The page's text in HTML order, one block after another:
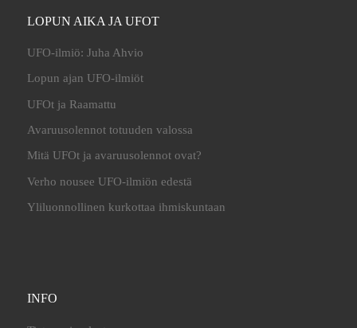
LOPUN AIKA JA UFOT
UFO-ilmiö: Juha Ahvio
Lopun ajan UFO-ilmiöt
UFOt ja Raamattu
Avaruusolennot totuuden valossa
Mitä UFOt ja avaruusolennot ovat?
Verho nousee UFO-ilmiön edestä
Yliluonnollinen kurkottaa ihmiskuntaan
INFO